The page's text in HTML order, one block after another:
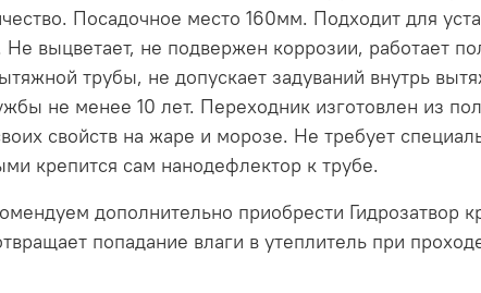
Посадочное место 160мм. Подходит для
Не выцветает, не подвержен коррозии, работает
трубы, не допускает задуваний внутрь
не менее 10 лет. Переходник изготовлен из
свойств на жаре и морозе. Не требует
крепится сам нанодефлектор к трубе.
дополнительно приобрести Гидрозатвор
попадание влаги в утеплитель при